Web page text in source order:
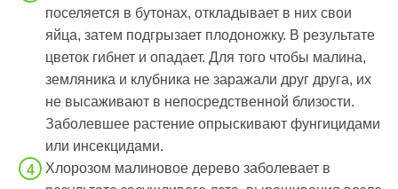
поселяется в бутонах, откладывает в них свои
яйца, затем подгрызает плодоножку. В результате
цветок гибнет и опадает. Для того чтобы малина,
земляника и клубника не заражали друг друга, их
не высаживают в непосредственной близости.
Заболевшее растение опрыскивают фунгицидами
или инсекцидами.
Хлорозом малиновое дерево заболевает в